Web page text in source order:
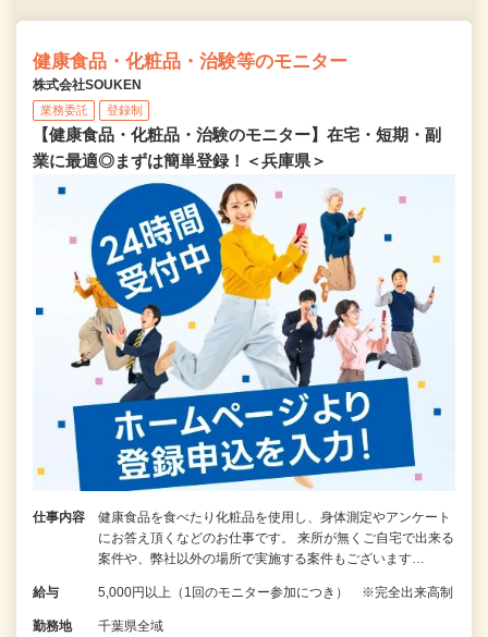
健康食品・化粧品・治験等のモニター
株式会社SOUKEN
業務委託 登録制
【健康食品・化粧品・治験のモニター】在宅・短期・副
業に最適◎まずは簡単登録！＜兵庫県＞
仕事内容
健康食品を食べたり化粧品を使用し、身体測定やアンケート
にお答え頂くなどのお仕事です。 来所が無くご自宅で出来る
案件や、弊社以外の場所で実施する案件もございます…
給与 5,000円以上（1回のモニター参加につき） ※完全出来高制
勤務地 千葉県全域